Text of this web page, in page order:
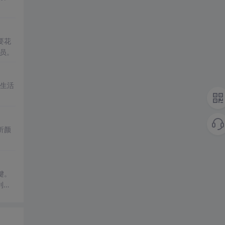
花
。
活
颜
益